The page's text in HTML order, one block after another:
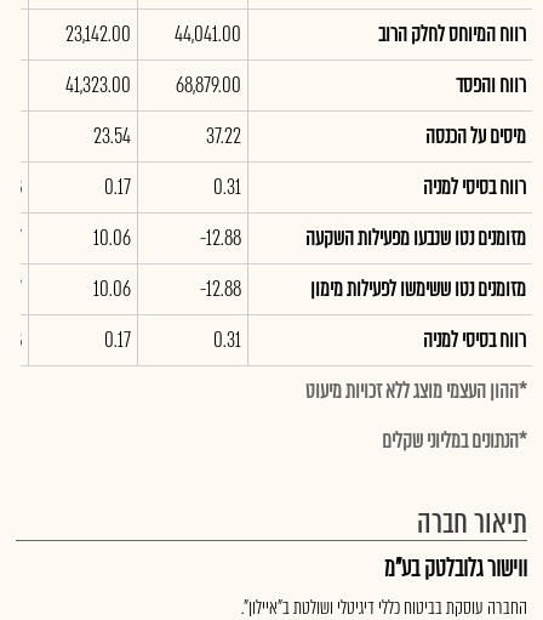
רווח המיוחס לחלק הרוב
44,041.00
23,142.00
רווח והפסד
68,879.00
41,323.00
מיסים על הכנסה
37.22
23.54
רווח בסיסי למניה
0.31
0.17
מזומנים נטו שנבעו מפעילות השקעה
-12.88
10.06
מזומנים נטו ששימשו לפעילות מימון
-12.88
10.06
רווח בסיסי למניה
0.31
0.17
*ההון העצמי מוצג ללא זכויות מיעוט
*הנתונים במליוני שקלים
תיאור חברה
ווישור גלובלטק בע"מ
החברה עוסקת בביטוח כללי דיגיטלי ושולטת ב"איילון".